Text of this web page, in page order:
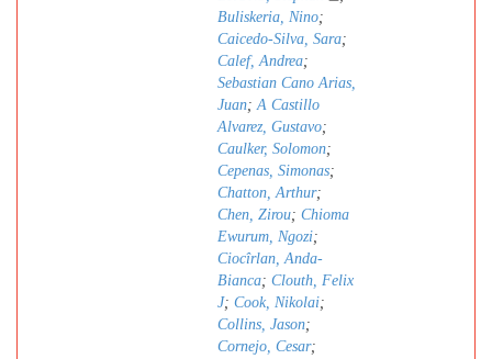
Buliskeria, Nino;
Caicedo-Silva, Sara;
Calef, Andrea;
Sebastian Cano Arias,
Juan;A Castillo
Alvarez, Gustavo;
Caulker, Solomon;
Cepenas, Simonas;
Chatton, Arthur;
Chen, Zirou; Chioma
Ewurum, Ngozi;
Ciocîrlan, Anda-
Bianca; Clouth, Felix
J; Cook, Nikolai;
Collins, Jason;
Cornejo, Cesar;